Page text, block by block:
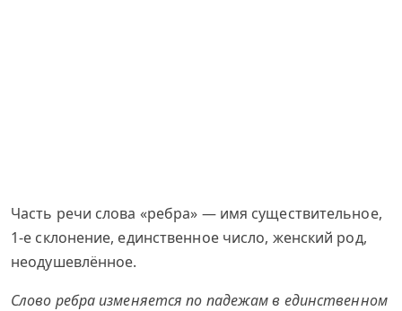
Часть речи слова «ребра» — имя существительное,
1-е склонение, единственное число, женский род,
неодушевлённое.
Слово ребра изменяется по падежам в единственном